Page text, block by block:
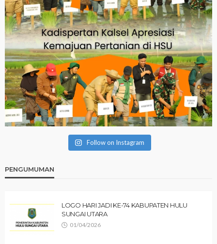
Follow on Instagram
PENGUMUMAN
LOGO HARI JADI KE-74 KABUPATEN HULU
SUNGAI UTARA
01/04/2026